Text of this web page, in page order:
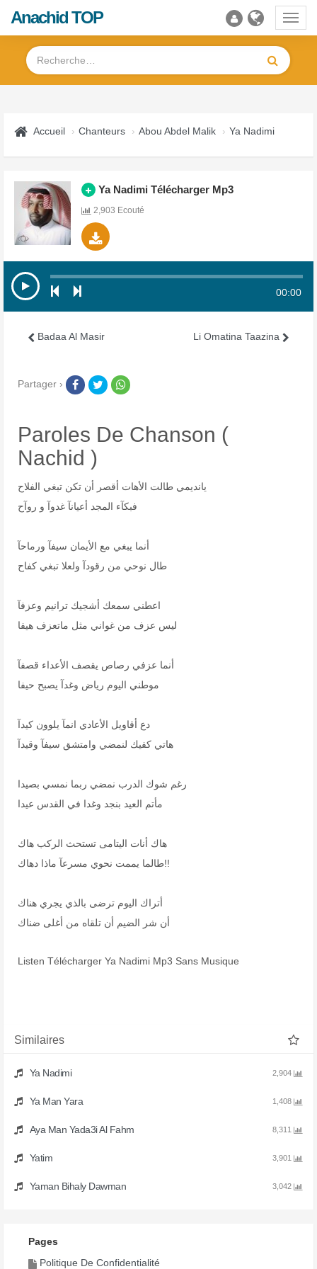
Anachid TOP
Accueil Chanteurs Abou Abdel Malik Ya Nadimi
Ya Nadimi Télécharger Mp3
2,903 Ecouté
00:00
Badaa Al Masir
Partager ›
Paroles De Chanson (
Nachid )
يانديمي طالت الأهات أقصر أن تكن تبغي الفلاح
فبكآء المجد أعيانآ غدوآ و روآح
أنما يبغي مع الأيمان سيفآ ورماحآ
طال نوحي من رقودآ ولعلا تبغي كفاح
اعطني سمعك أشجيك ترانيم وعزفآ
ليس عزف من غواني مثل ماتعزف هيفا
أنما عزفي رصاص يقصف الأعداء قصفآ
موطني اليوم رياض وغدآ يصبح حيفا
دع أقاويل الأعادي انمآ يلوون كيدآ
هاتي كفيك لنمضي وامتشق سيفآ وقيدآ
رغم شوك الدرب نمضي ربما نمسي بصيدا
مأتم العيد بنجد وغدا في القدس عيدا
هاك أنات اليتامى تستحث الركب هاك
طالما يممت نحوي مسرعآ ماذا دهاك!!
أتراك اليوم ترضى بالذي يجري هناك
أن شر الضيم أن تلقاه من أغلى ضناك
Listen Télécharger Ya Nadimi Mp3 Sans Musique
Similaires
Ya Nadimi 2,904
Ya Man Yara 1,408
Aya Man Yada3i Al Fahm 8,311
Yatim 3,901
Yaman Bihaly Dawman 3,042
Pages
Politique De Confidentialité